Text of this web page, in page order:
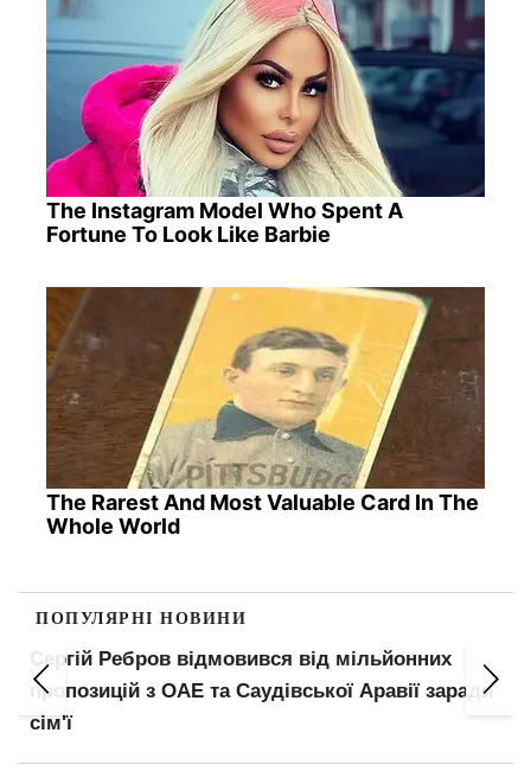
The Instagram Model Who Spent A
Fortune To Look Like Barbie
The Rarest And Most Valuable Card In The
Whole World
ПОПУЛЯРНІ НОВИНИ
заради
Пенсіонерів поділять на три
зміниться у виплатах